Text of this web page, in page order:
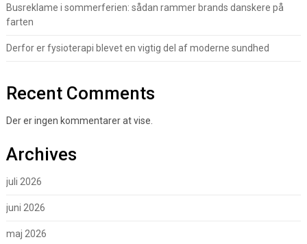
Busreklame i sommerferien: sådan rammer brands danskere på
farten
Derfor er fysioterapi blevet en vigtig del af moderne sundhed
Recent Comments
Der er ingen kommentarer at vise.
Archives
juli 2026
juni 2026
maj 2026